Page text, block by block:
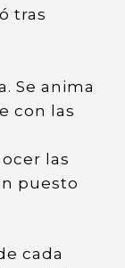
tras
Se anima
con las
las
puesto
cada